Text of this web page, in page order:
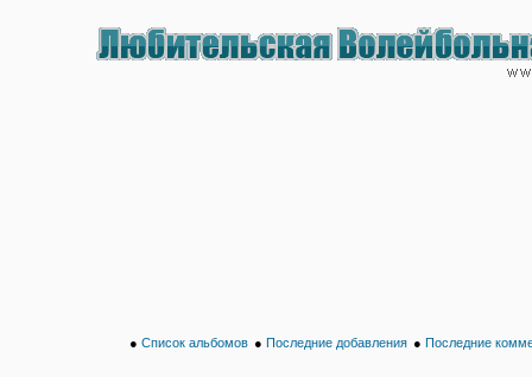
● Список альбомов ● Последние добавления ● Последние